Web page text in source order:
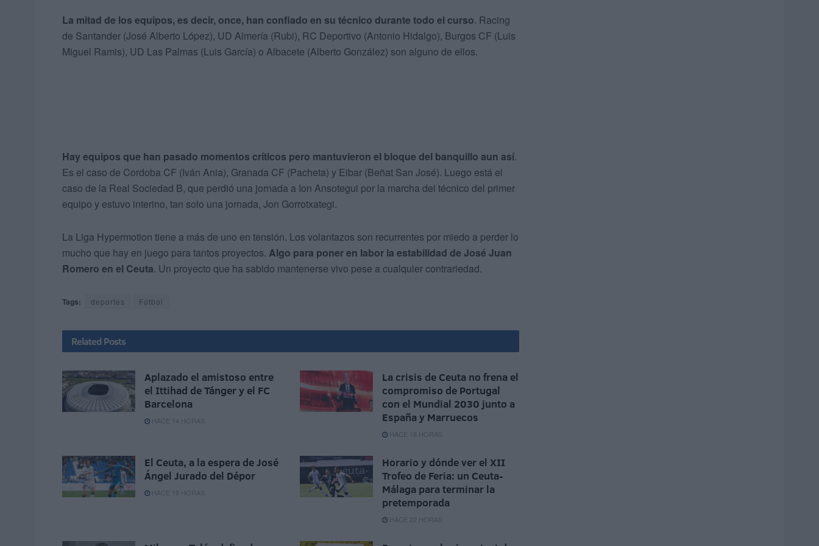
La mitad de los equipos, es decir, once, han confiado en su técnico durante todo el curso. Racing
de Santander (José Alberto López), UD Almería (Rubi), RC Deportivo (Antonio Hidalgo), Burgos CF (Luis
Miguel Ramis), UD Las Palmas (Luis García) o Albacete (Alberto González) son alguno de ellos.
Hay equipos que han pasado momentos críticos pero mantuvieron el bloque del banquillo aun así.
Es el caso de Cordoba CF (Iván Ania), Granada CF (Pacheta) y Eibar (Beñat San José). Luego está el
caso de la Real Sociedad B, que perdió una jornada a Ion Ansotegui por la marcha del técnico del primer
equipo y estuvo interino, tan solo una jornada, Jon Gorrotxategi.
La Liga Hypermotion tiene a más de uno en tensión. Los volantazos son recurrentes por miedo a perder lo
mucho que hay en juego para tantos proyectos. Algo para poner en labor la estabilidad de José Juan
Romero en el Ceuta. Un proyecto que ha sabido mantenerse vivo pese a cualquier contrariedad.
Tags: deportes Fútbol
Related Posts
Aplazado el amistoso entre
el Ittihad de Tánger y el FC
Barcelona
HACE 14 HORAS
La crisis de Ceuta no frena el
compromiso de Portugal
con el Mundial 2030 junto a
España y Marruecos
HACE 18 HORAS
El Ceuta, a la espera de José
Ángel Jurado del Dépor
HACE 19 HORAS
Horario y dónde ver el XII
Trofeo de Feria: un Ceuta-
Málaga para terminar la
pretemporada
HACE 22 HORAS